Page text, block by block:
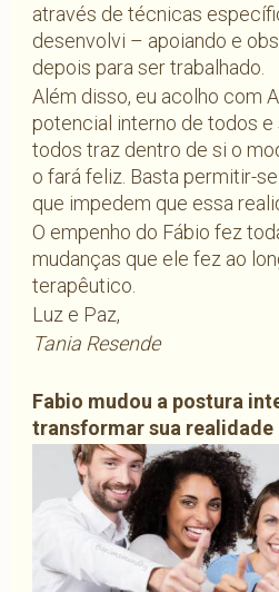
através de técnicas
desenvolvi – apoiando e
depois para ser trabalhado.
Além disso, eu acolho com
potencial interno de todos e
todos traz dentro de si o
o fará feliz. Basta permitir-
que impedem que essa
O empenho do Fábio fez
mudanças que ele fez ao
terapêutico.
Luz e Paz,
Tania Resende
Fabio mudou a postura
transformar sua realidade